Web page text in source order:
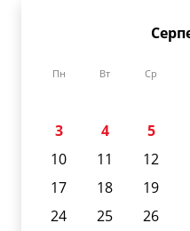
Пн Вт Ср
3
4 5
10
11 12
17
18 19
24
25 26